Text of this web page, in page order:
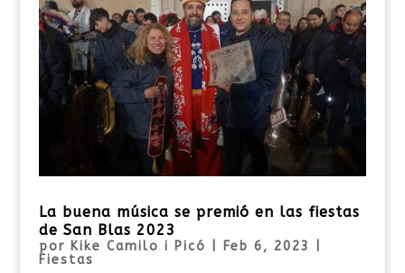
La buena música se premió en las fiestas
de San Blas 2023
por Kike Camilo i Picó Feb 6, 2023
Fiestas